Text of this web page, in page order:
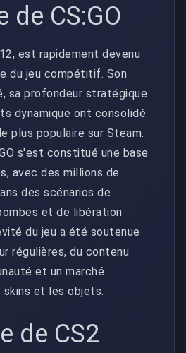
de CS:GO
est rapidement devenu
du jeu compétitif. Son
sa profondeur stratégique
dynamique ont consolidé
plus populaire sur Steam.
s'est constitué une base
avec des millions de
des scénarios de
et de libération
du jeu a été soutenue
régulières, du contenu
et un marché
et les objets.
de CS2